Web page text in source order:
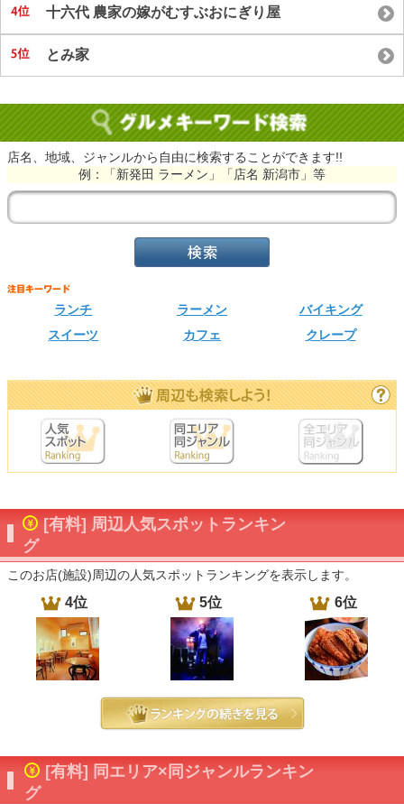
十六代 農家の嫁がむすぶおにぎり屋
とみ家
店名、地域、ジャンルから自由に検索することができます!!
例：「新発田 ラーメン」「店名 新潟市」等
ランチ ラーメン
バイキング
スイーツ
カフェ クレープ
[有料] 周辺人気スポットランキン
グ
このお店(施設)周辺の人気スポットランキングを表示します。
4位 5位 6位
[有料] 同エリア×同ジャンルランキン
グ